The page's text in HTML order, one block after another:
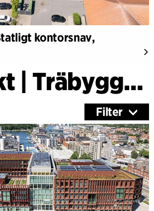
kontorsnav,
Projekt | Träbyggnader
Filter